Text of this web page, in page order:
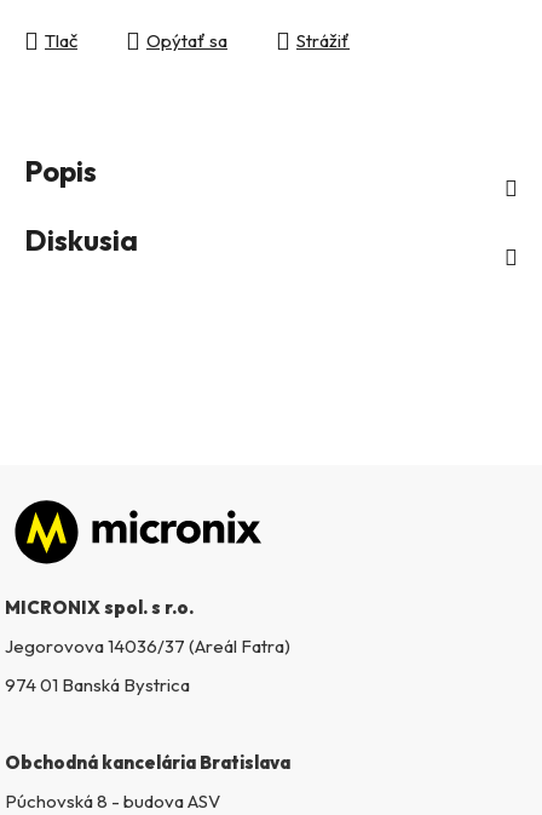
Tlač Opýtať sa Strážiť
Popis
Diskusia
Zápätie
MICRONIX spol. s r.o.
Jegorovova 14036/37 (Areál Fatra)
974 01 Banská Bystrica
Obchodná kancelária Bratislava
Púchovská 8 - budova ASV